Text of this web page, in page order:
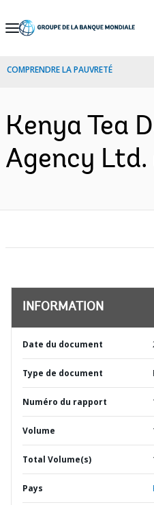
Skip
Navigation
COMPRENDRE LA PAUVRETÉ
Kenya Tea
Agency Ltd.
INFORMATION
Date du document
Type de document
Numéro du rapport
Volume
Total Volume(s)
Pays